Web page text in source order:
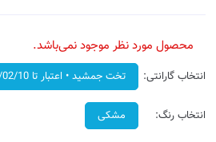
محصول مورد نظر موجود نمی‌باشد.
انتخاب گارانتی: تخت جمشید • اعتبار تا 1403/02/10
انتخاب رنگ: مشکی